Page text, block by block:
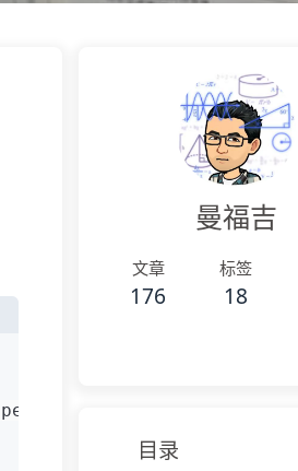
Capacity, Manufacturer
曼福吉
文章
176
标签
18
目录